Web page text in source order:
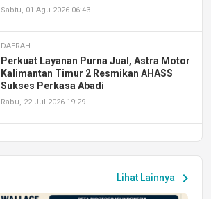
Sabtu, 01 Agu 2026 06:43
DAERAH
Perkuat Layanan Purna Jual, Astra Motor
Kalimantan Timur 2 Resmikan AHASS
Sukses Perkasa Abadi
Rabu, 22 Jul 2026 19:29
Peluang Kerja dan Magang
Jumat, 17 Jul 2026 22:30
Lihat Lainnya chevron_right